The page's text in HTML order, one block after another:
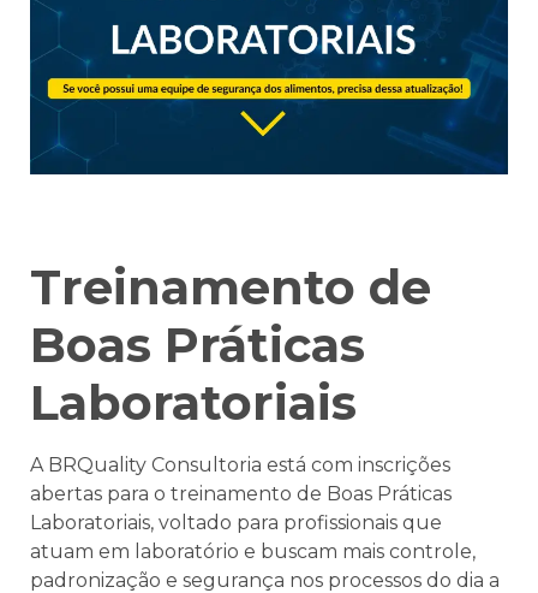
Treinamento de
Boas Práticas
Laboratoriais
A BRQuality Consultoria está com inscrições
abertas para o treinamento de Boas Práticas
Laboratoriais, voltado para profissionais que
atuam em laboratório e buscam mais controle,
padronização e segurança nos processos do dia a